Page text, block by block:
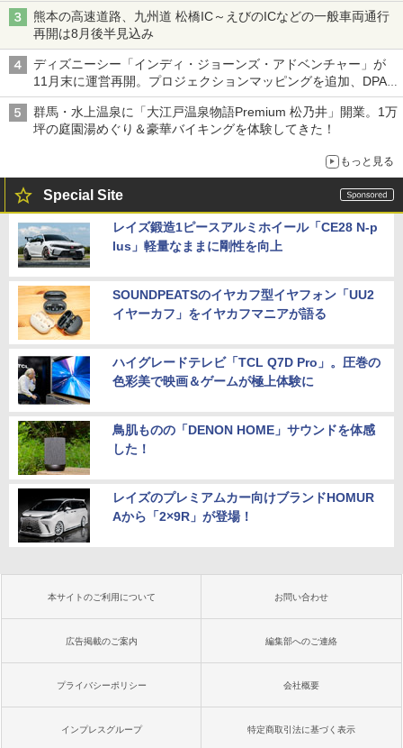
熊本の高速道路、九州道 松橋IC～えびのICなどの一般車両通行
再開は8月後半見込み
ディズニーシー「インディ・ジョーンズ・アドベンチャー」が
11月末に運営再開。プロジェクションマッピングを追加、DPA
は1500円
群馬・水上温泉に「大江戸温泉物語Premium 松乃井」開業。1万
坪の庭園湯めぐり＆豪華バイキングを体験してきた！
もっと見る
Special Site
レイズ鍛造1ピースアルミホイール「CE28 N-p
lus」軽量なままに剛性を向上
SOUNDPEATSのイヤカフ型イヤフォン「UU2
イヤーカフ」をイヤカフマニアが語る
ハイグレードテレビ「TCL Q7D Pro」。圧巻の
色彩美で映画＆ゲームが極上体験に
鳥肌ものの「DENON HOME」サウンドを体感
した！
レイズのプレミアムカー向けブランドHOMUR
Aから「2×9R」が登場！
本サイトのご利用について お問い合わせ
広告掲載のご案内 編集部へのご連絡
プライバシーポリシー 会社概要
インプレスグループ 特定商取引法に基づく表示